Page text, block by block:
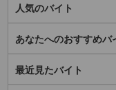
人気のバイト
あなたへのおすすめバ
最近見たバイト